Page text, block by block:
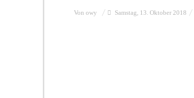
Von owy Samstag, 13. Oktober 2018